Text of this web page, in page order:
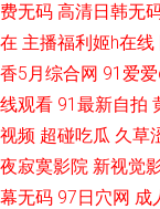
交视频网站 日韩精品
字幕A∨码 熟女一区
艹99 3级片第一页 欧
免费国产 欧美极品五
费无码 高清日韩无
在 主播福利姬h在线
香5月综合网 91爱
线观看 91最新自拍
视频 超碰吃瓜 久草
夜寂寞影院 新视觉
幕无码 97日穴网 成